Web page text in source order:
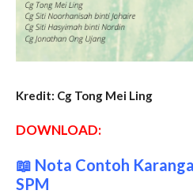
Kredit: Cg Tong Mei Ling
DOWNLOAD:
📖 Nota Contoh
SPM